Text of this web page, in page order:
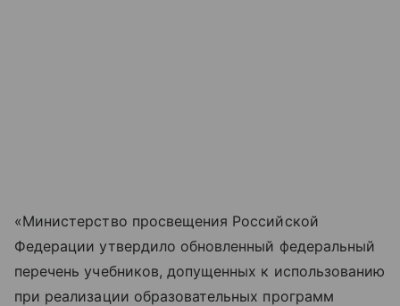
«Министерство просвещения Российской
Федерации утвердило обновленный федеральный
перечень учебников, допущенных к использованию
при реализации образовательных программ